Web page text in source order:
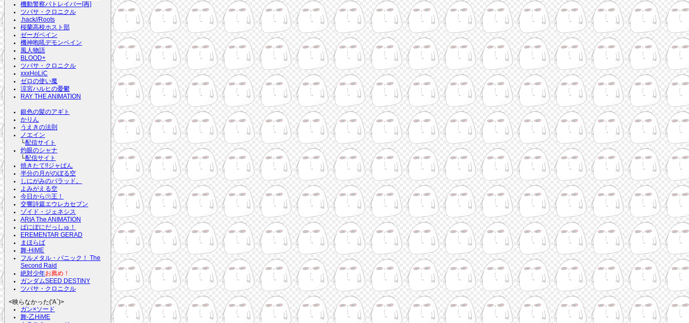
機動警察パトレイバー[再]
ツバサ・クロニクル
.hack//Roots
桜蘭高校ホスト部
ゼーガペイン
機神咆吼デモンベイン
風人物語
BLOOD+
ツバサ・クロニクル
xxxHoLiC
ゼロの使い魔
涼宮ハルヒの憂鬱
RAY THE ANIMATION
銀色の髪のアギト
かりん
うえきの法則
ノエイン
└配信サイト
灼眼のシャナ
└配信サイト
焼きたて!!ジャぱん
半分の月がのぼる空
しにがみのバラッド。
よみがえる空
今日から㋮王！
交響詩篇エウレカセブン
ゾイド・ジェネシス
ARIA The ANIMATION
ぱにぽにだっしゅ！
EREMENTAR GERAD
まほらば
舞-HiME
フルメタル・パニック！ The
Second Raid
絶対少年お薦め！
ガンダムSEED DESTINY
ツバサ・クロニクル
<映らなかった('A`)>
ガン×ソード
舞-乙HiME